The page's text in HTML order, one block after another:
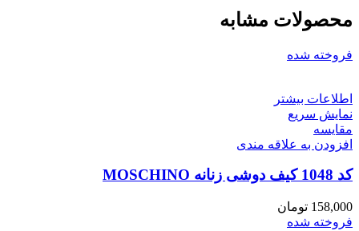
محصولات مشابه
فروخته شده
اطلاعات بیشتر
نمایش سریع
مقايسه
افزودن به علاقه مندی
کد 1048 کیف دوشی زنانه MOSCHINO
158,000 تومان
فروخته شده